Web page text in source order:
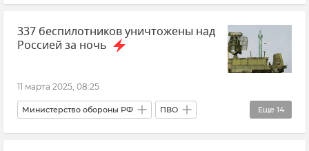
Происшествия Беспилотник (БПЛА, дрон)
Обстрелы ВСУ
ВСУ (Вооруженные силы Украины)
337 беспилотников уничтожены над
Россией за ночь
11 марта 2025, 08:25
Еще 14
Министерство обороны РФ ПВО
Беспилотник (БПЛА, дрон) Происшествия